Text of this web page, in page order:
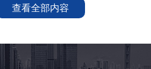
查看全部内容